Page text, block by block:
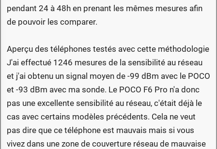
pendant 24 à 48h en prenant les mêmes mesures afin
de pouvoir les comparer.
Aperçu des téléphones testés avec cette méthodologie
J'ai effectué 1246 mesures de la sensibilité au réseau
et j'ai obtenu un signal moyen de -99 dBm avec le POCO
et -93 dBm avec ma sonde. Le POCO F6 Pro n'a donc
pas une excellente sensibilité au réseau, c'était déjà le
cas avec certains modèles précédents. Cela ne veut
pas dire que ce téléphone est mauvais mais si vous
vivez dans une zone de couverture réseau de mauvaise